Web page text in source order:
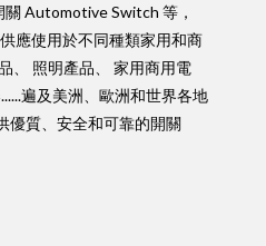
Automotive Switch 等，
應使用於不同種類家用和商
、 照明產品、 家用商用電
遍及美洲、歐洲和世界各地
優質、安全和可靠的開關